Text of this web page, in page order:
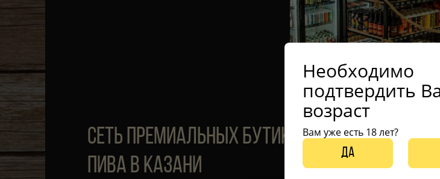
СЕТЬ ПРЕМИАЛЬНЫХ БУТИКОВ
ПИВА В КАЗАНИ
Необходимо
подтвердить
возраст
Вам уже есть 18 лет?
Да